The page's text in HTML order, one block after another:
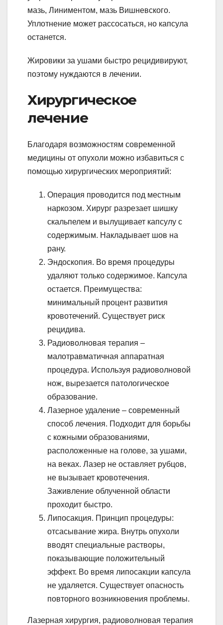
мазь, Линиментом, мазь Вишневского.
Уплотнение может рассосаться, но капсула
останется.
Жировики за ушами быстро рецидивируют,
поэтому нуждаются в лечении.
Хирургическое
лечение
Благодаря возможностям современной
медицины от опухоли можно избавиться с
помощью хирургических мероприятий:
Операция проводится под местным
наркозом. Хирург разрезает шишку
скальпелем и вылущивает капсулу с
содержимым. Накладывает шов на
рану.
Эндоскопия. Во время процедуры
удаляют только содержимое. Капсула
остается. Преимущества:
минимальный процент развития
кровотечений. Существует риск
рецидива.
Радиоволновая терапия –
малотравматичная аппаратная
процедура. Используя радиоволновой
нож, вырезается патологическое
образование.
Лазерное удаление – современный
способ лечения. Подходит для борьбы
с кожными образованиями,
расположенные на голове, за ушами,
на веках. Лазер не оставляет рубцов,
не вызывает кровотечения.
Заживление облученной области
проходит быстро.
Липосакция. Принцип процедуры:
отсасывание жира. Внутрь опухоли
вводят специальные растворы,
показывающие положительный
эффект. Во время липосакции капсула
не удаляется. Существует опасность
повторного возникновения проблемы.
Лазерная хирургия, радиоволновая терапия